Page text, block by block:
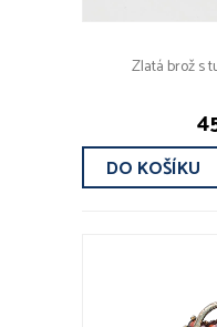
Zlatá brož s
DO KOŠÍKU